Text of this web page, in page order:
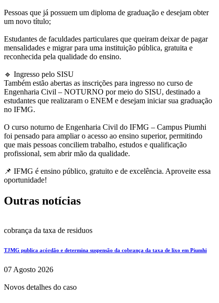
Pessoas que já possuem um diploma de graduação e desejam obter
um novo título;
Estudantes de faculdades particulares que queiram deixar de pagar
mensalidades e migrar para uma instituição pública, gratuita e
reconhecida pela qualidade do ensino.
🔹 Ingresso pelo SISU
Também estão abertas as inscrições para ingresso no curso de
Engenharia Civil – NOTURNO por meio do SISU, destinado a
estudantes que realizaram o ENEM e desejam iniciar sua graduação
no IFMG.
O curso noturno de Engenharia Civil do IFMG – Campus Piumhi
foi pensado para ampliar o acesso ao ensino superior, permitindo
que mais pessoas conciliem trabalho, estudos e qualificação
profissional, sem abrir mão da qualidade.
📌 IFMG é ensino público, gratuito e de excelência. Aproveite essa
oportunidade!
Outras notícias
cobrança da taxa de residuos
TJMG publica acórdão e determina suspensão da cobrança da taxa de lixo em Piumhi
07 Agosto 2026
Novos detalhes do caso